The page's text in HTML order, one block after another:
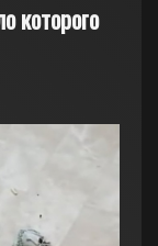
которого